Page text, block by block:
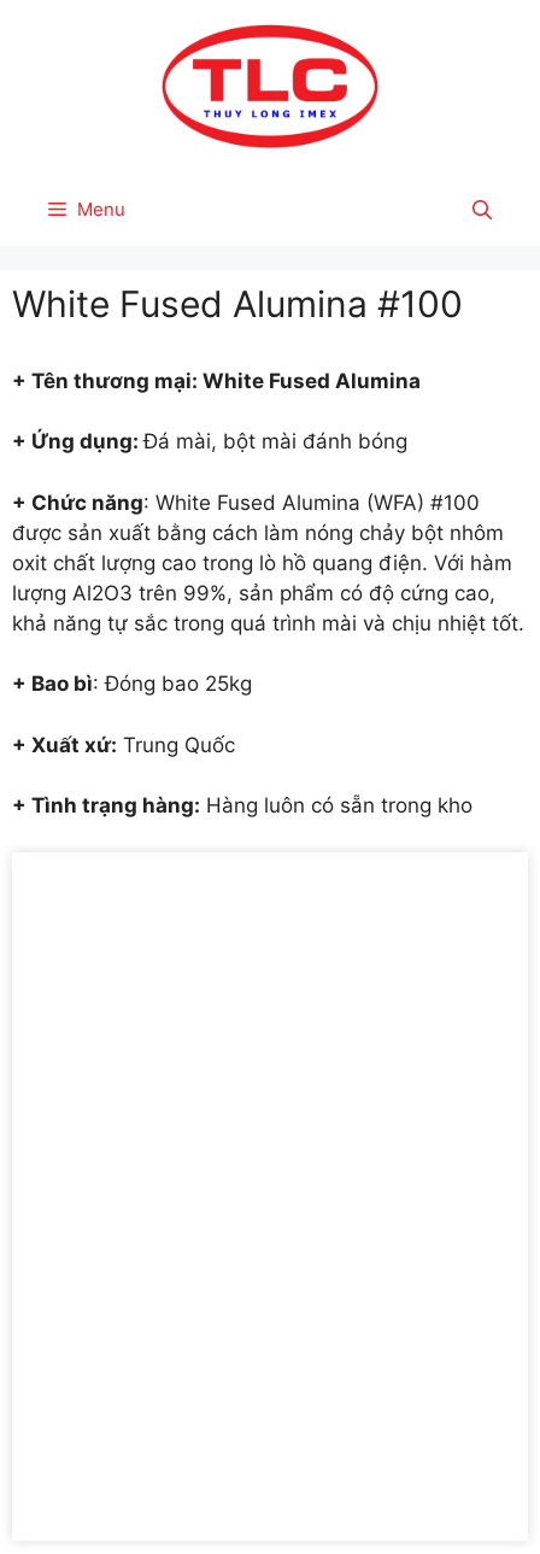
Menu
White Fused Alumina #100
+ Tên thương mại: White Fused Alumina
+ Ứng dụng:Đá mài, bột mài đánh bóng
+ Chức năng: White Fused Alumina (WFA) #100
được sản xuất bằng cách làm nóng chảy bột nhôm
oxit chất lượng cao trong lò hồ quang điện. Với hàm
lượng Al2O3 trên 99%, sản phẩm có độ cứng cao,
khả năng tự sắc trong quá trình mài và chịu nhiệt tốt.
+ Bao bì: Đóng bao 25kg
+ Xuất xứ: Trung Quốc
+ Tình trạng hàng: Hàng luôn có sẵn trong kho